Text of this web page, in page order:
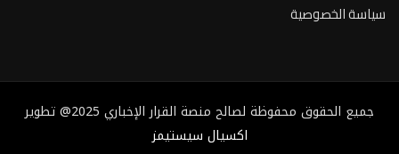
سياسة الخصوصية
جميع الحقوق محفوظة لصالح منصة القرار الإخباري 2025@ تطوير
اكسيال سيستيمز